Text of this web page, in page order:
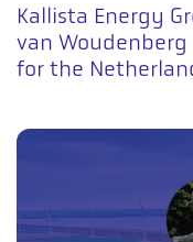
Kallista Energy
van
for the